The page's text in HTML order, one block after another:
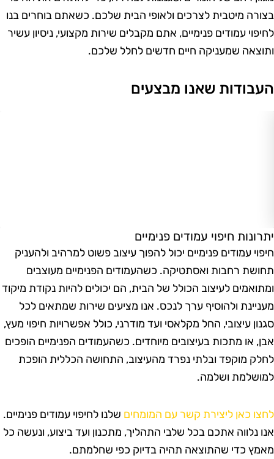
מיטבית לצרכים ולאופי הבית שלכם. כשאתם בוחרים בנו
עמודים פנימיים, אתם מקבלים שירות מקצועי, ניסיון עשיר
שמעניקה חיים חדשים לחלל שלכם.
שאנו מבצעים
חיפוי עמודים פנימיים
עמודים פנימיים יכול להפוך עיצוב פשוט למרהיב ולהעניק
רחבות ואסתטיקה. כשהעמודים הפנימיים מעוצבים
לעיצוב הכולל של הבית, הם יכולים להיות נקודת מיקוד
ולהוסיף ערך לנכס. אנו מציעים שירות שמתאים לכל
עיצובי, החל מקלאסי ועד מודרני, כולל אפשרויות חיפוי מעץ,
או מתכות בעיצובים מיוחדים. כשהעמודים הפנימיים הופכים
מוקפד ובלתי נפרד מהעיצוב, התחושה הכללית הופכת
ושלמה.
כאן ליצירת קשר עם המומחיםשלנו לחיפוי עמודים פנימיים.
נלווה אתכם בכל שלבי התהליך, מתכנון ועד ביצוע, ונעשה כל
כדי שהתוצאה תהיה בדיוק כפי שחלמתם.